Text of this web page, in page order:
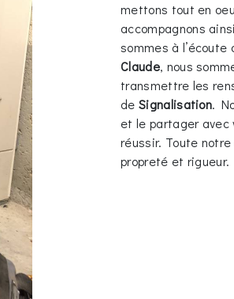
mettons tout en
accompagnons
sommes à l’écoute
Claude, nous
transmettre les
de Signalisation.
et le partager avec
réussir. Toute
propreté et rigueur.